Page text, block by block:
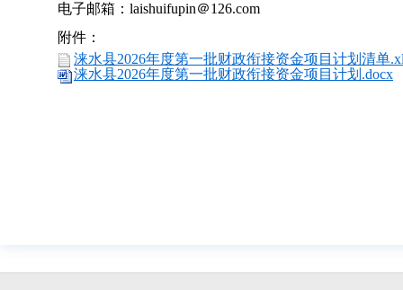
电子邮箱：laishuifupin＠126.com
附件：
涞水县2026年度第一批财政衔接资金项目计划清单
涞水县2026年度第一批财政衔接资金项目计划.docx